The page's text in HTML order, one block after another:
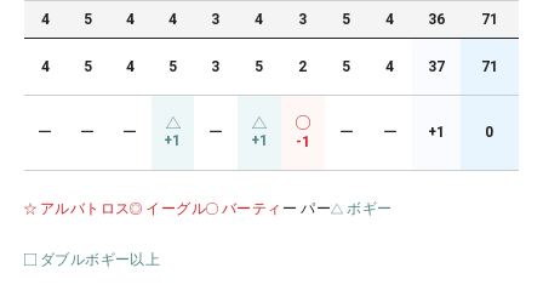
4 5 4 4 3 4 3 5 4 36 71
4 5 4 5 3 5 2 5 4 37 71
ー ー ー +1 ー +1 -1
ー ー +1 0
アルバトロス イーグル バーティ ー パー ボギー
ダブルボギー以上